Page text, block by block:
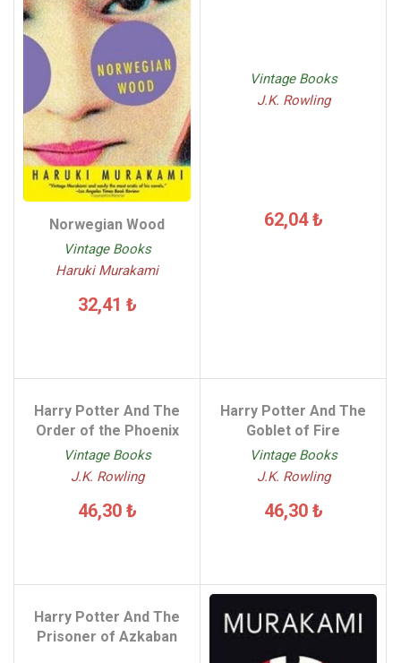
Norwegian Wood
Vintage Books
Haruki Murakami
32,41 ₺
Vintage Books
J.K. Rowling
62,04 ₺
Harry Potter And The
Order of the Phoenix
Vintage Books
J.K. Rowling
46,30 ₺
Harry Potter And The
Goblet of Fire
Vintage Books
J.K. Rowling
46,30 ₺
Harry Potter And The
Prisoner of Azkaban